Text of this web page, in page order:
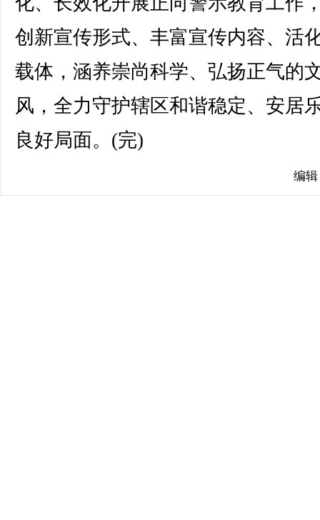
创新宣传形式、丰富宣传内容、活
载体，涵养崇尚科学、弘扬正气的
风，全力守护辖区和谐稳定、安居
良好局面。(完)
编